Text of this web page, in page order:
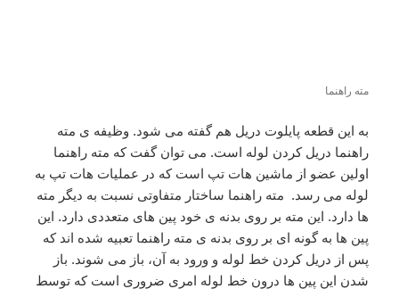
مته راهنما
به این قطعه پایلوت دریل هم گفته می شود. وظیفه ی مته
راهنما دریل کردن لوله است. می توان گفت که مته راهنما
اولین عضو از ماشین هات تپ است که در عملیات هات تپ به
لوله می رسد. مته راهنما ساختار متفاوتی نسبت به دیگر مته
ها دارد. این مته بر روی بدنه ی خود پین های متعددی دارد. این
پین ها به گونه ای بر روی بدنه ی مته راهنما تعبیه شده اند که
پس از دریل کردن خط لوله و ورود به آن، باز می شوند. باز
شدن این پین ها درون خط لوله امری ضروری است که توسط